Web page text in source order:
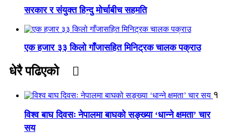
सरकार र संयुक्त हिन्दु मोर्चाबीच सहमति
एक हजार ३३ किलो गाँजासहित मिनिट्रक चालक पक्राउ
धेरै पढिएको
१
विश्व बाघ दिवसः नेपालमा बाघको सङ्ख्या ‘धान्ने क्षमता’ चार
सय